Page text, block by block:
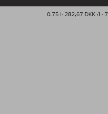
0,75 l· 282,67 DKK /l ·